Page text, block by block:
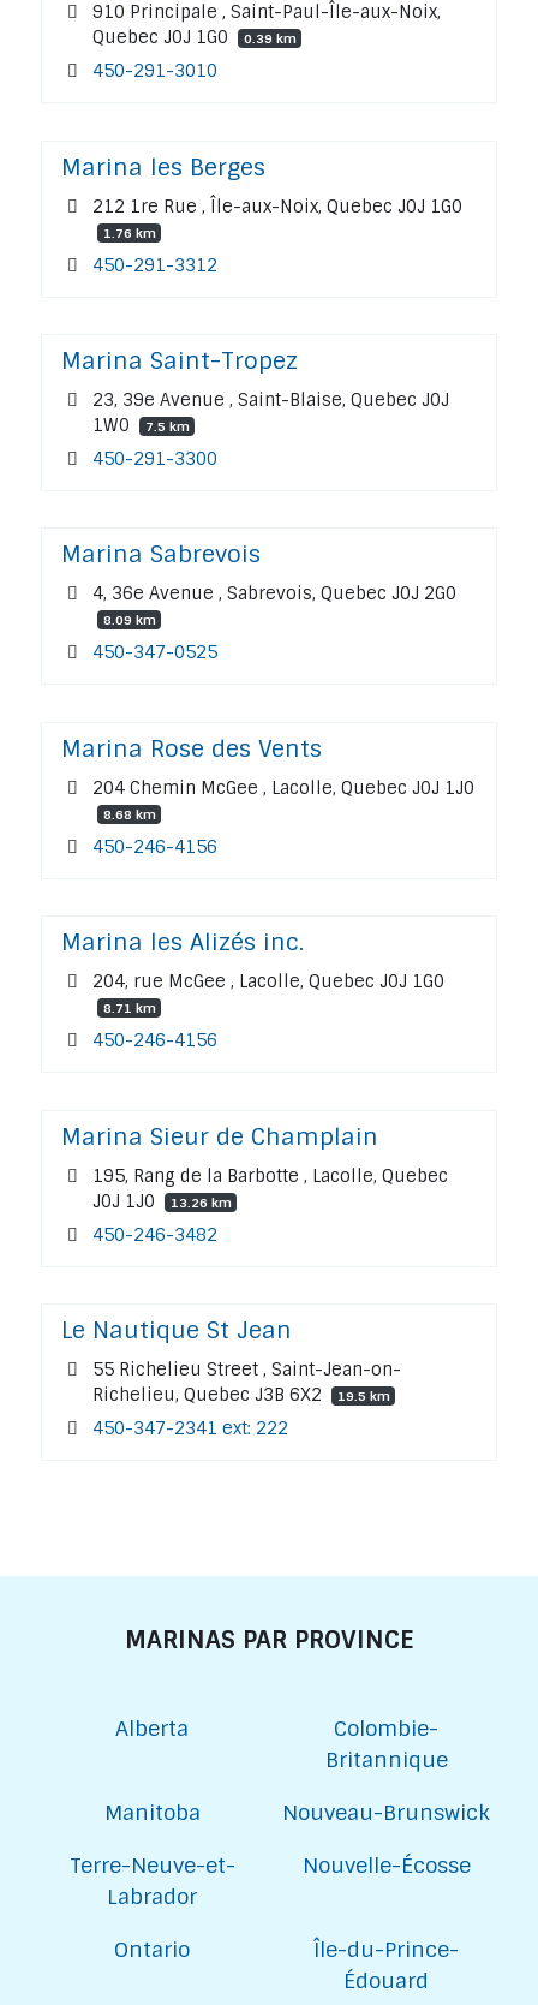
910 Principale , Saint-Paul-Île-aux-Noix,
Quebec J0J 1G0
0.39 km
450-291-3010
Marina les Berges
212 1re Rue , Île-aux-Noix, Quebec J0J 1G0
1.76 km
450-291-3312
Marina Saint-Tropez
23, 39e Avenue , Saint-Blaise, Quebec J0J
1W0
7.5 km
450-291-3300
Marina Sabrevois
4, 36e Avenue , Sabrevois, Quebec J0J 2G0
8.09 km
450-347-0525
Marina Rose des Vents
204 Chemin McGee , Lacolle, Quebec J0J 1J0
8.68 km
450-246-4156
Marina les Alizés inc.
204, rue McGee , Lacolle, Quebec J0J 1G0
8.71 km
450-246-4156
Marina Sieur de Champlain
195, Rang de la Barbotte , Lacolle, Quebec
J0J 1J0
13.26 km
450-246-3482
Le Nautique St Jean
55 Richelieu Street , Saint-Jean-on-
Richelieu, Quebec J3B 6X2
19.5 km
450-347-2341 ext: 222
MARINAS PAR PROVINCE
Alberta
Colombie-
Britannique
Manitoba
Nouveau-Brunswick
Terre-Neuve-et-
Labrador
Nouvelle-Écosse
Ontario
Île-du-Prince-
Édouard